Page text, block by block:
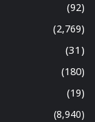
(92)
(2,769)
(31)
(180)
(19)
(8,940)